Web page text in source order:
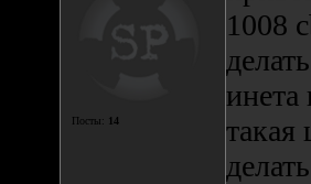
Посты: 14
1008
такая